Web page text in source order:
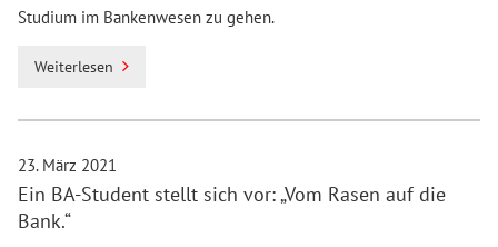
Studium im Bankenwesen zu gehen.
Weiterlesen
23. März 2021
Ein BA-Student stellt sich vor: „Vom Rasen auf die
Bank.“